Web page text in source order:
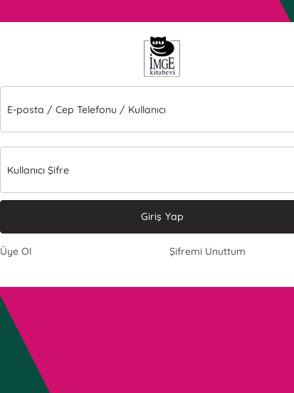
E-posta / Cep Telefonu / Kullanıcı
Kullanıcı Şifre
Giriş Yap
Üye Ol Şifremi Unuttum